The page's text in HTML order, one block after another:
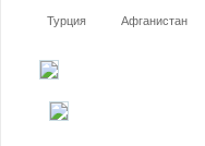
Турция Афганистан